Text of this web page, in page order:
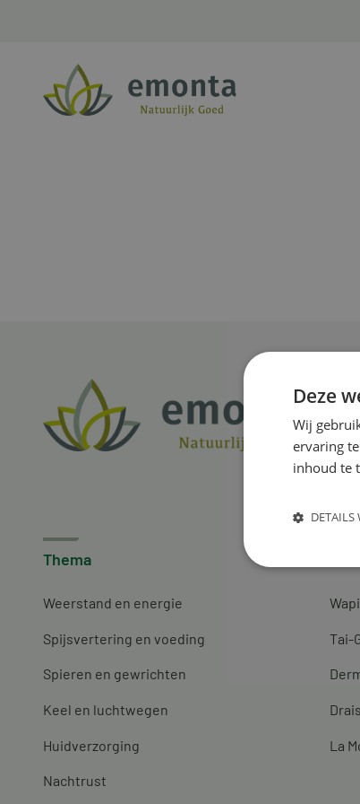
Thema
Weerstand en energie
Spijsvertering en voeding
Spieren en gewrichten
Keel en luchtwegen
Huidverzorging
Nachtrust
Tai-
La
Deze
Wij
ervaring
inhoud te
DETAILS